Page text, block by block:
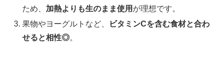
ため、 加熱よりも生のまま使用 が理想です。
果物やヨーグルトなど、
ビタミンCを含む食材と合わ
せると相性◎。